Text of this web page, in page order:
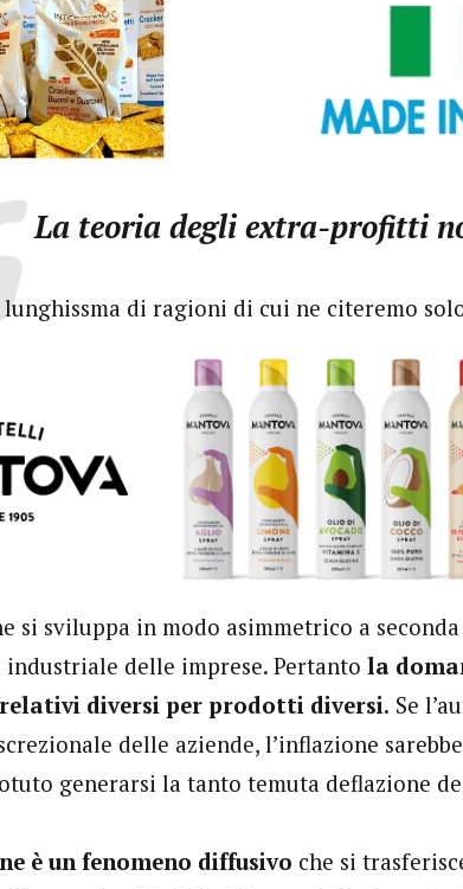
La teoria degli extra-profitti
lunghissma di ragioni di cui ne citeremo
si sviluppa in modo asimmetrico a
industriale delle imprese. Pertantola
diversi per prodotti diversi. Se
delle aziende, l’inflazione
generarsi la tanto temuta deflazione
è un fenomeno diffusivo che si